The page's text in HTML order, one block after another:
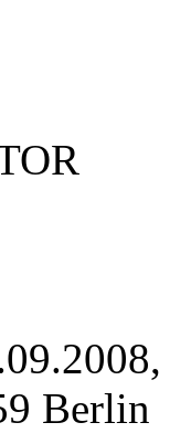
Berlin